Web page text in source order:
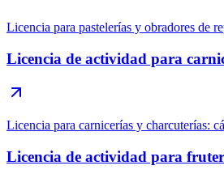
Licencia para pastelerías y obradores de
Licencia de actividad para
Licencia para carnicerías y charcuterías:
Licencia de actividad para